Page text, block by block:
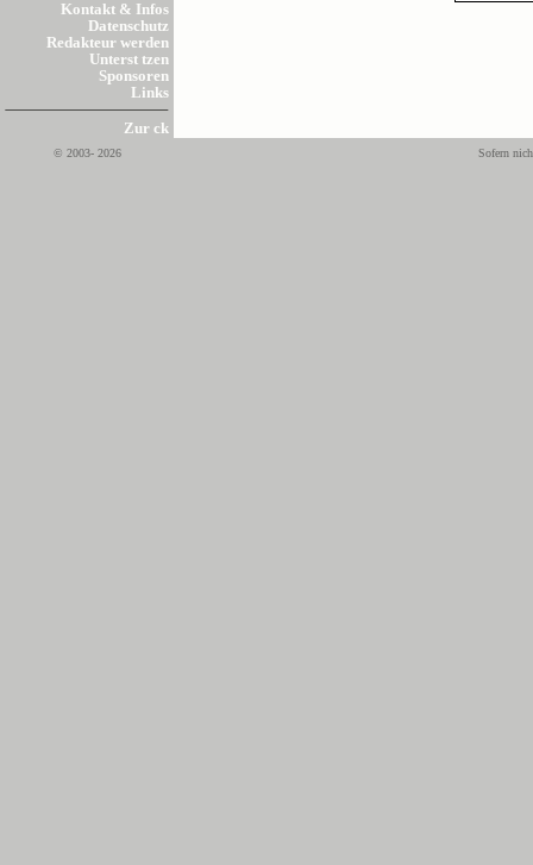
Kontakt & Infos
Datenschutz
Redakteur werden
Unterst tzen
Sponsoren
Links
Zur ck
© 2003- 2026 Sofern